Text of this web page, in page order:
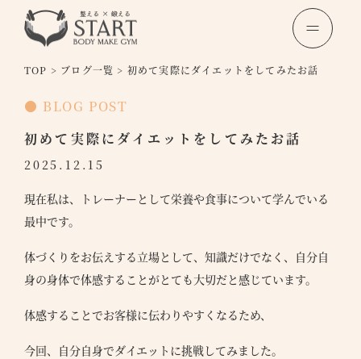
TOP > ブログ一覧 > 初めて実際にダイエットをしてみたお話
● BLOG POST
初めて実際にダイエットをしてみたお話
2025.12.15
現在私は、トレーナーとして栄養や食事について学んでいる
最中です。
体づくりをお伝えする立場として、知識だけでなく、自分自
身の身体で体感することがとても大切だと感じています。
体感することでお客様に伝わりやすくなるため、
今回、自分自身でダイエットに挑戦してみました。